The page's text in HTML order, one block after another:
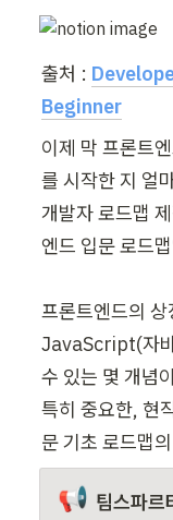
출처 :
Beginner
이제 막 프론트
를 시작한 지 얼
개발자 로드맵
엔드 입문 로드
프론트엔드의
JavaScript(자
수 있는 몇 개념
특히 중요한, 현
📢 팀스파르